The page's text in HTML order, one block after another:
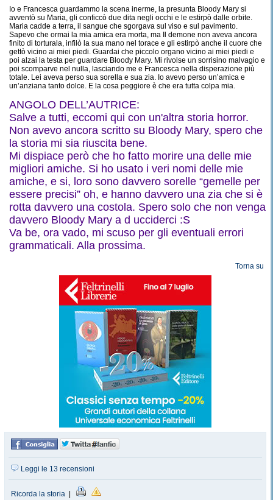
Io e Francesca guardammo la scena inerme, la presunta Bloody Mary si
avventò su Maria, gli conficcò due dita negli occhi e le estirpò dalle orbite.
Maria cadde a terra, il sangue che sgorgava sul viso e sul pavimento.
Sapevo che ormai la mia amica era morta, ma Il demone non aveva ancora
finito di torturala, infilò la sua mano nel torace e gli estirpò anche il cuore che
gettò vicino ai miei piedi. Guardai che piccolo organo vicino ai miei piedi e
poi alzai la testa per guardare Bloody Mary. Mi rivolse un sorrisino malvagio e
poi scomparve nel nulla, lasciando me e Francesca nella disperazione più
totale. Lei aveva perso sua sorella e sua zia. Io avevo perso un’amica e
un’anziana tanto dolce. E la cosa peggiore è che era tutta colpa mia.
ANGOLO DELL’AUTRICE:
Salve a tutti, eccomi qui con un'altra storia horror.
Non avevo ancora scritto su Bloody Mary, spero che
la storia mi sia riuscita bene.
Mi dispiace però che ho fatto morire una delle mie
migliori amiche. Si ho usato i veri nomi delle mie
amiche, e si, loro sono davvero sorelle “gemelle per
essere precisi” oh, e hanno davvero una zia che si è
rotta davvero una costola. Spero solo che non venga
davvero Bloody Mary a d ucciderci :S
Va be, ora vado, mi scuso per gli eventuali errori
grammaticali. Alla prossima.
Torna su
Leggi le 13 recensioni
Ricorda la storia